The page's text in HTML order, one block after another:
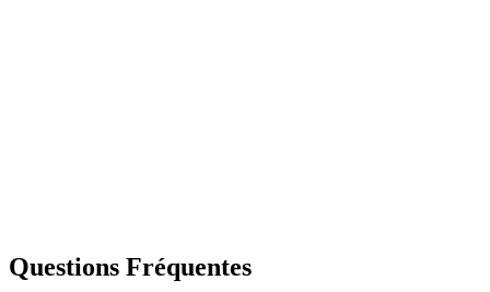
Questions Fréquentes